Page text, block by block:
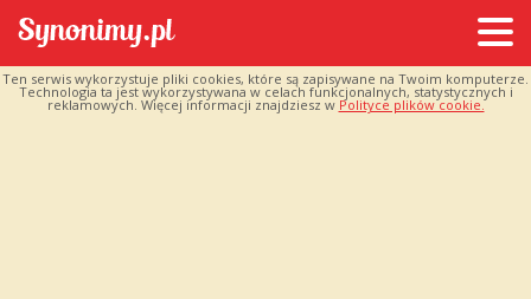
Ten serwis wykorzystuje pliki cookies, które są zapisywane na Twoim komputerze.
Technologia ta jest wykorzystywana w celach funkcjonalnych, statystycznych i
reklamowych. Więcej informacji znajdziesz w Polityce plików cookie.